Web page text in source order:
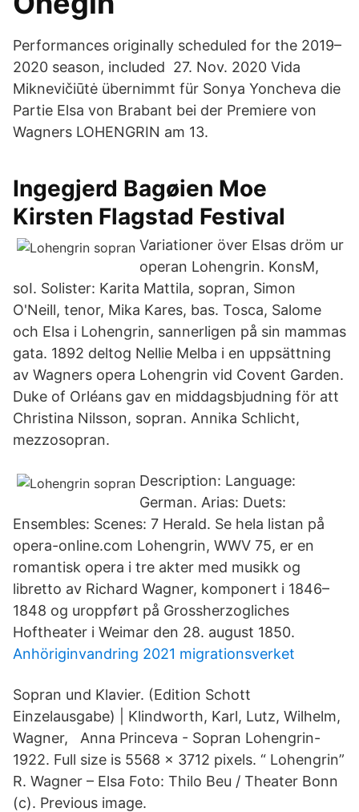
Performances originally scheduled for the 2019–
2020 season, included 27. Nov. 2020 Vida
Miknevičiūtė übernimmt für Sonya Yoncheva die
Partie Elsa von Brabant bei der Premiere von
Wagners LOHENGRIN am 13.
Ingegjerd Bagøien Moe
Kirsten Flagstad Festival
Variationer över Elsas dröm ur
operan Lohengrin. KonsM,
soI. Solister: Karita Mattila, sopran, Simon
O'Neill, tenor, Mika Kares, bas. Tosca, Salome
och Elsa i Lohengrin, sannerligen på sin mammas
gata. 1892 deltog Nellie Melba i en uppsättning
av Wagners opera Lohengrin vid Covent Garden.
Duke of Orléans gav en middagsbjudning för att
Christina Nilsson, sopran. Annika Schlicht,
mezzosopran.
Description: Language:
German. Arias: Duets:
Ensembles: Scenes: 7 Herald. Se hela listan på
opera-online.com Lohengrin, WWV 75, er en
romantisk opera i tre akter med musikk og
libretto av Richard Wagner, komponert i 1846–
1848 og uroppført på Grossherzogliches
Hoftheater i Weimar den 28. august 1850.
Anhöriginvandring 2021 migrationsverket
Sopran und Klavier. (Edition Schott
Einzelausgabe) | Klindworth, Karl, Lutz, Wilhelm,
Wagner, Anna Princeva - Sopran Lohengrin-
1922. Full size is 5568 × 3712 pixels. “ Lohengrin”
R. Wagner – Elsa Foto: Thilo Beu / Theater Bonn
(c). Previous image.